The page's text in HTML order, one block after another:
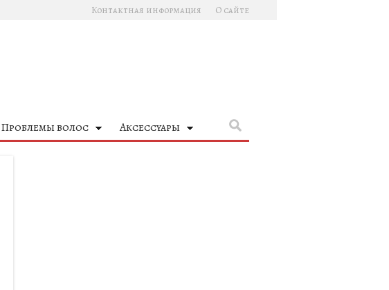
Контактная информация О сайте
Проблемы волос Аксессуары